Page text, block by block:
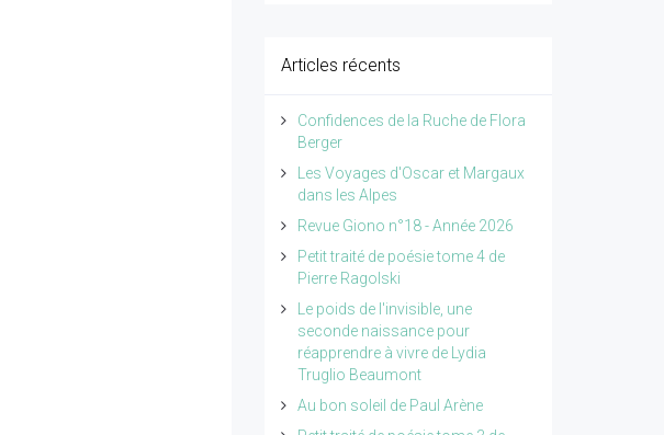
Articles récents
Confidences de la Ruche de Flora
Berger
Les Voyages d'Oscar et Margaux
dans les Alpes
Revue Giono n°18 - Année 2026
Petit traité de poésie tome 4 de
Pierre Ragolski
Le poids de l'invisible, une
seconde naissance pour
réapprendre à vivre de Lydia
Truglio Beaumont
Au bon soleil de Paul Arène